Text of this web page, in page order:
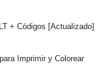
+ Códigos [Actualizado]
Imprimir y Colorear